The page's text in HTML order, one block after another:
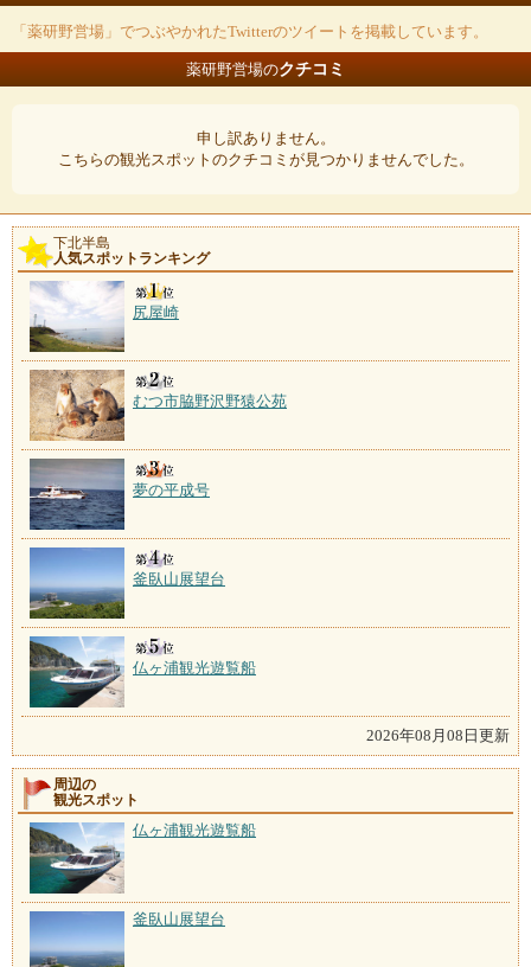
「薬研野営場」でつぶやかれたTwitterのツイートを掲載しています。
薬研野営場のクチコミ
申し訳ありません。
こちらの観光スポットのクチコミが見つかりませんでした。
下北半島
人気スポットランキング
尻屋崎
むつ市脇野沢野猿公苑
夢の平成号
釜臥山展望台
仏ヶ浦観光遊覧船
2026年08月08日更新
周辺の
観光スポット
仏ヶ浦観光遊覧船
釜臥山展望台